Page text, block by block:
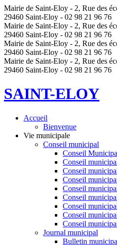
Mairie de Saint-Eloy - 2, Rue des
29460 Saint-Eloy - 02 98 21 96 76
Mairie de Saint-Eloy - 2, Rue des
29460 Saint-Eloy - 02 98 21 96 76
Mairie de Saint-Eloy - 2, Rue des
29460 Saint-Eloy - 02 98 21 96 76
Mairie de Saint-Eloy - 2, Rue des
29460 Saint-Eloy - 02 98 21 96 76
SAINT-ELOY
Accueil
Bienvenue
Vie municipale
Conseil municipal
Conseil
Conseil
Conseil
Conseil
Conseil
Conseil
Conseil
Conseil
Conseil
Journal municipal
Bulletin